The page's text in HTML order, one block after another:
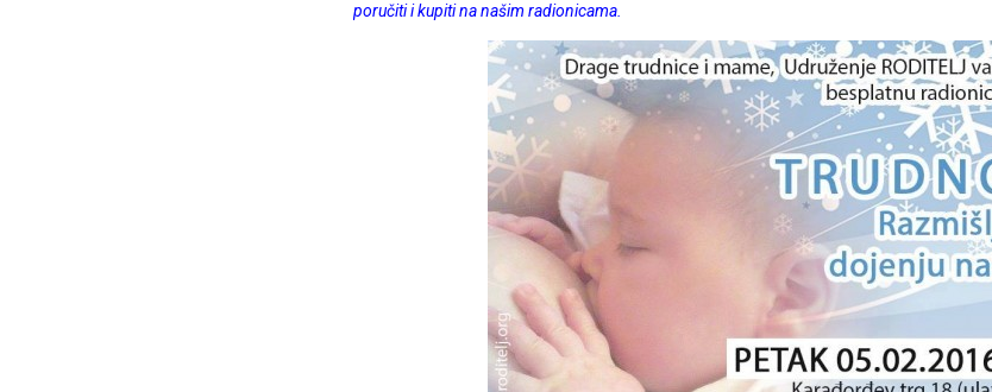
poručiti i kupiti na našim radionicama.